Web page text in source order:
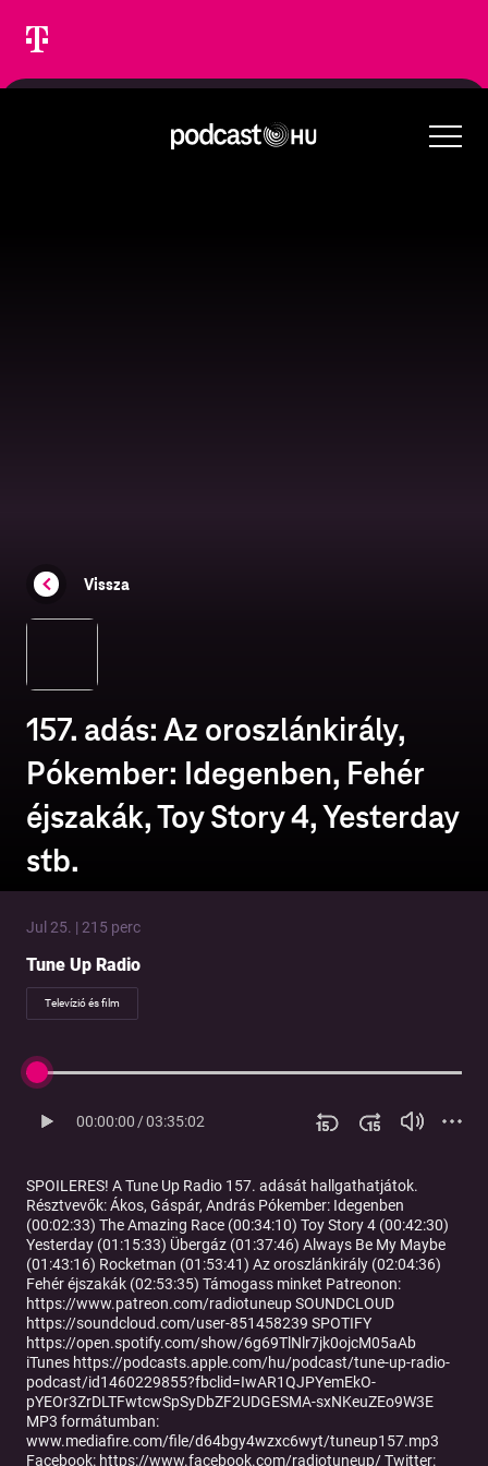
Vissza
157. adás: Az oroszlánkirály,
Pókember: Idegenben, Fehér
éjszakák, Toy Story 4, Yesterday
stb.
Jul 25. | 215 perc
Tune Up Radio
Televízió és film
00:00:00/03:35:02
SPOILERES! A Tune Up Radio 157. adását hallgathatjátok.
Résztvevők: Ákos, Gáspár, András Pókember: Idegenben
(00:02:33) The Amazing Race (00:34:10) Toy Story 4 (00:42:30)
Yesterday (01:15:33) Übergáz (01:37:46) Always Be My Maybe
(01:43:16) Rocketman (01:53:41) Az oroszlánkirály (02:04:36)
Fehér éjszakák (02:53:35) Támogass minket Patreonon:
https://www.patreon.com/radiotuneup SOUNDCLOUD
https://soundcloud.com/user-851458239 SPOTIFY
https://open.spotify.com/show/6g69TlNlr7jk0ojcM05aAb
iTunes https://podcasts.apple.com/hu/podcast/tune-up-radio-
podcast/id1460229855?fbclid=IwAR1QJPYemEkO-
pYEOr3ZrDLTFwtcwSpSyDbZF2UDGESMA-sxNKeuZEo9W3E
MP3 formátumban:
www.mediafire.com/file/d64bgy4wzxc6wyt/tuneup157.mp3
Facebook: https://www.facebook.com/radiotuneup/ Twitter: